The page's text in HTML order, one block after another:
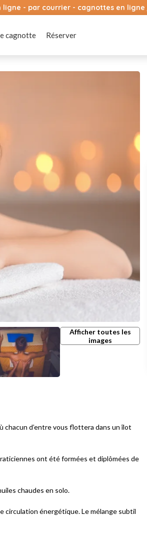
ligne - par courrier - cagnottes en ligne
cagnotte Réserver
Afficher toutes les
images
chacun d’entre vous flottera dans un îlot
ont été formées et diplômées de
chaudes en solo.
énergétique. Le mélange subtil